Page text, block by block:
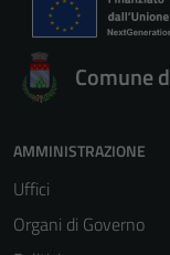
Comune
AMMINISTRAZIONE
Uffici
Organi di Governo